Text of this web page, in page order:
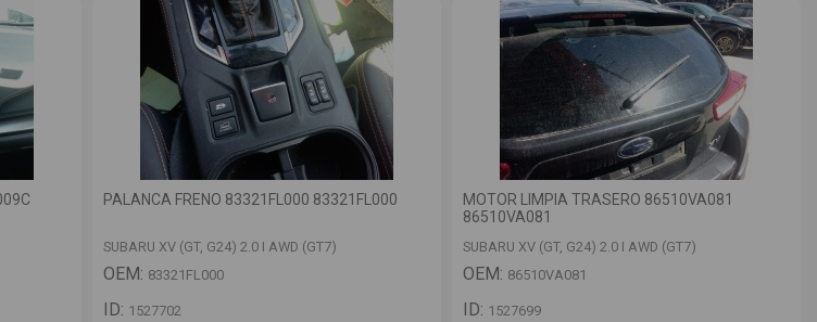
PALANCA FRENO 83321FL000 83321FL000
SUBARU XV (GT, G24) 2.0 I AWD (GT7)
OEM: 83321FL000
ID: 1527702
MOTOR LIMPIA TRASERO 86510VA081
86510VA081
SUBARU XV (GT, G24) 2.0 I AWD (GT7)
OEM: 86510VA081
ID: 1527699